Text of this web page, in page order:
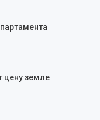
цену земле